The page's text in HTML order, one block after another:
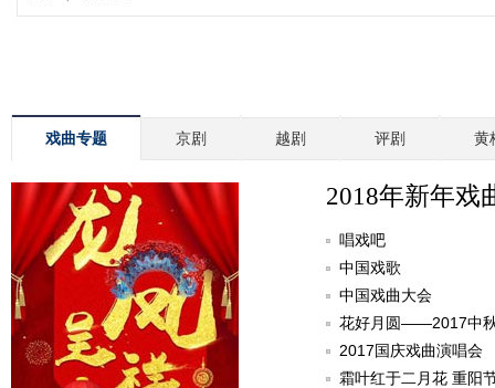
戏曲专题 京剧 越剧 评剧 黄
2018年新年戏
唱戏吧
中国戏歌
中国戏曲大会
花好月圆——2017中
2017国庆戏曲演唱会
霜叶红于二月花 重阳